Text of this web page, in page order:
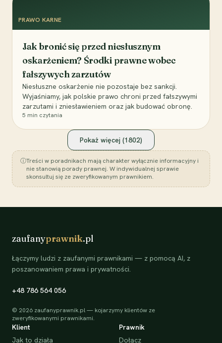
PRAWO KARNE
Jak bronić się przed niesłusznym
oskarżeniem? Środki prawne wobec
fałszywych zarzutów
Niesłuszne oskarżenie nie pozostaje bez sankcji.
Wyjaśniamy, jak polskie prawo chroni przed fałszywymi
zarzutami i zniesławieniem oraz jak budować obronę.
5 min czytania
Pokaż więcej (1802)
ⓘTreści w poradnikach mają charakter wyłącznie informacyjny i
nie stanowią porady prawnej. W indywidualnej sprawie
skonsultuj się ze zweryfikowanym prawnikiem.
zaufanyprawnik.pl
Łączymy ludzi z zaufanymi prawnikami — z pomocą AI, z
poszanowaniem prawa i prywatności.
+48 786 564 056
© 2026 zaufanyprawnik.pl — kojarzymy klientów ze
zweryfikowanymi prawnikami.
Klient
Jak to działa
Prawnik
Dołącz